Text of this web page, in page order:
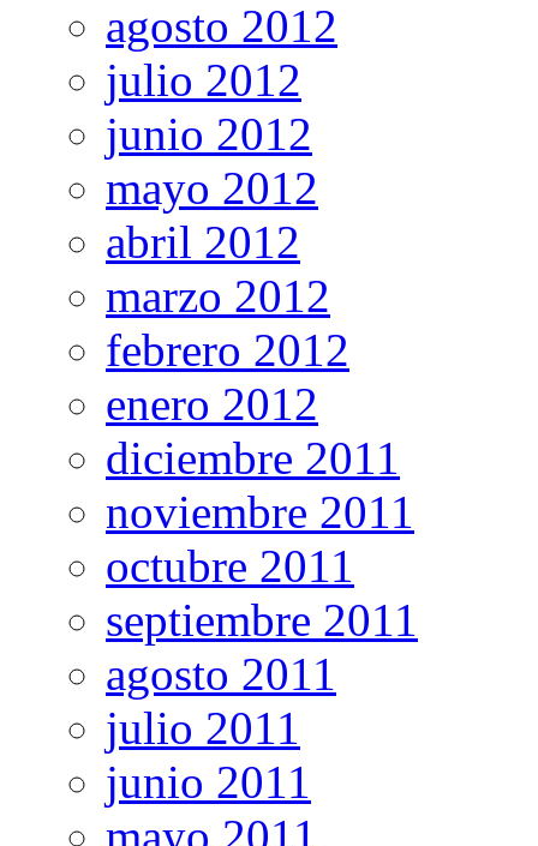
agosto 2012
julio 2012
junio 2012
mayo 2012
abril 2012
marzo 2012
febrero 2012
enero 2012
diciembre 2011
noviembre 2011
octubre 2011
septiembre 2011
agosto 2011
julio 2011
junio 2011
mayo 2011